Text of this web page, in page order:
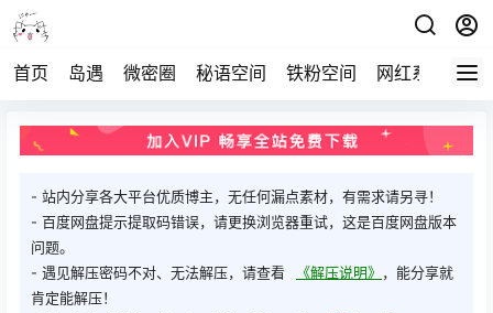
首页 岛遇 微密圈 秘语空间 铁粉空间 网红系列 打
- 站内分享各大平台优质博主，无任何漏点素材，有需求请另寻！
- 百度网盘提示提取码错误，请更换浏览器重试，这是百度网盘版本
问题。
- 遇见解压密码不对、无法解压，请查看
《解压说明》 ，能分享就
肯定能解压！